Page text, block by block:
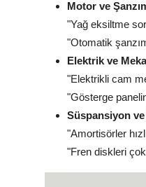
Motor ve
"Yağ eksiltme
"Otomatik
Elektrik ve
"Elektrikli cam
"Gösterge
Süspansiyon
"Amortisörler
"Fren diskleri